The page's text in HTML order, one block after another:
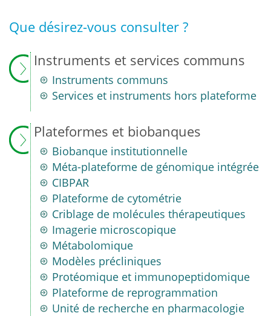
Que désirez-vous consulter ?
Instruments et services communs
Instruments communs
Services et instruments hors plateforme
Plateformes et biobanques
Biobanque institutionnelle
Méta-plateforme de génomique intégrée
CIBPAR
Plateforme de cytométrie
Criblage de molécules thérapeutiques
Imagerie microscopique
Métabolomique
Modèles précliniques
Protéomique et immunopeptidomique
Plateforme de reprogrammation
Unité de recherche en pharmacologie